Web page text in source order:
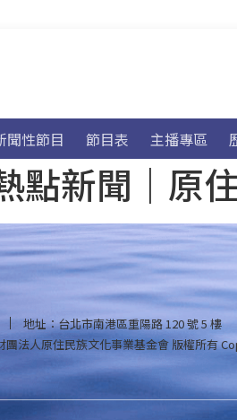
聞性節目 節目表 主播專區
點新聞｜原
地址：台北市南港區重陽路 120 號 5 樓
團法人原住民族文化事業基金會 版權所有